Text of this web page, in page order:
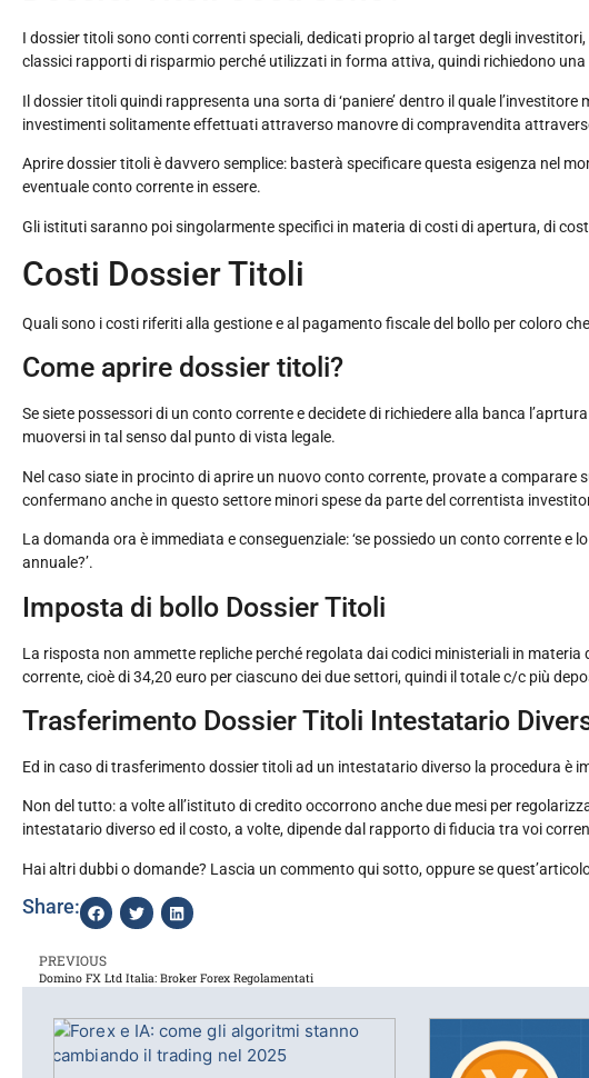
I dossier titoli sono conti correnti speciali, dedicati proprio al target degli
classici rapporti di risparmio perché utilizzati in forma attiva, quindi richiedono
Il dossier titoli quindi rappresenta una sorta di ‘paniere’ dentro il quale
investimenti solitamente effettuati attraverso manovre di compravendita
Aprire dossier titoli è davvero semplice: basterà specificare questa esigenza nel
eventuale conto corrente in essere.
Gli istituti saranno poi singolarmente specifici in materia di costi di apertura, di
Costi Dossier Titoli
Quali sono i costi riferiti alla gestione e al pagamento fiscale del bollo per coloro
Come aprire dossier titoli?
Se siete possessori di un conto corrente e decidete di richiedere alla banca
muoversi in tal senso dal punto di vista legale.
Nel caso siate in procinto di aprire un nuovo conto corrente, provate a
confermano anche in questo settore minori spese da parte del correntista
La domanda ora è immediata e conseguenziale: ‘se possiedo un conto corrente
annuale?’.
Imposta di bollo Dossier Titoli
La risposta non ammette repliche perché regolata dai codici ministeriali in
corrente, cioè di 34,20 euro per ciascuno dei due settori, quindi il totale c/c più
Trasferimento Dossier Titoli Intestatario
Ed in caso di trasferimento dossier titoli ad un intestatario diverso la procedura è
Non del tutto: a volte all’istituto di credito occorrono anche due mesi per
intestatario diverso ed il costo, a volte, dipende dal rapporto di fiducia tra voi
Hai altri dubbi o domande? Lascia un commento qui sotto, oppure se
Share:
PREVIOUS
Domino FX Ltd Italia: Broker Forex Regolamentati